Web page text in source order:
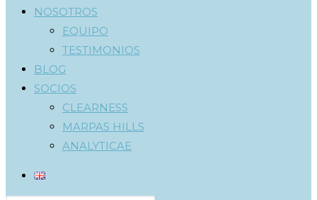
NOSOTROS
EQUIPO
TESTIMONIOS
BLOG
SOCIOS
CLEARNESS
MARPAS HILLS
ANALYTICAE